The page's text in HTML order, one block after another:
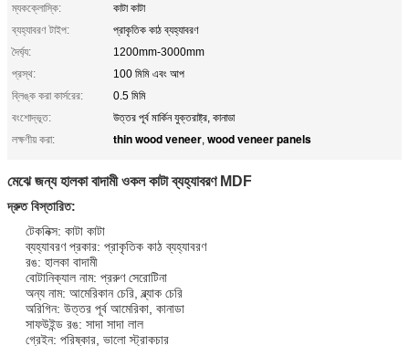
ম্যকক্লোস্কি:
কাটা কাটা
ব্যহ্যাবরণ টাইপ:
প্রাকৃতিক কাঠ ব্যহ্যাবরণ
দৈর্ঘ্য:
1200mm-3000mm
প্রস্থ:
100 মিমি এবং আপ
ব্লিঙ্ক করা কার্সরের:
0.5 মিমি
বংশোদ্ভূত:
উত্তর পূর্ব মার্কিন যুক্তরাষ্ট্র, কানাডা
লক্ষণীয় করা:
thin wood veneer, wood veneer panels
মেঝে জন্য হালকা বাদামী ওকল কাটা ব্যহ্যাবরণ MDF
দ্রুত বিস্তারিত:
টেকনিক্স: কাটা কাটা
ব্যহ্যাবরণ প্রকার: প্রাকৃতিক কাঠ ব্যহ্যাবরণ
রঙ: হালকা বাদামী
বোটানিক্যাল নাম: প্ররুণ সেরোটিনা
অন্য নাম: আমেরিকান চেরি, ব্ল্যাক চেরি
অরিগিন: উত্তর পূর্ব আমেরিকা, কানাডা
সাফউইন্ড রঙ: সাদা সাদা লাল
গ্রেইন: পরিষ্কার, ভালো স্ট্রাকচার